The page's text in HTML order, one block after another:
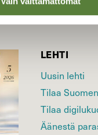
LEHTI
Uusin lehti
Tilaa
Tilaa
Äänestä